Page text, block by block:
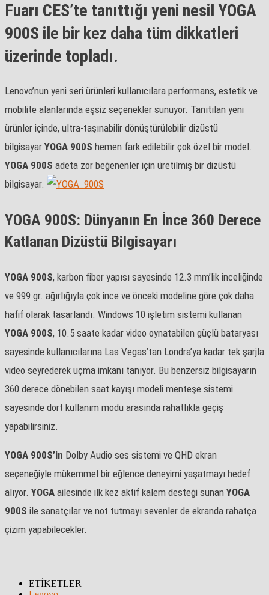
Fuarı CES’te tanıttığı yeni nesil YOGA
900S ile bir kez daha tüm dikkatleri
üzerinde topladı.
Lenovo’nun yeni seri ürünleri kullanıcılara performans, estetik ve
mobilite alanlarında eşsiz seçenekler sunuyor. Tanıtılan yeni
ürünler içinde, ultra-taşınabilir dönüştürülebilir dizüstü
bilgisayar YOGA 900S hemen fark edilebilir çok özel bir model.
YOGA 900S adeta zor beğenenler için üretilmiş bir dizüstü
bilgisayar.
YOGA 900S: Dünyanın En İnce 360 Derece
Katlanan Dizüstü Bilgisayarı
YOGA 900S, karbon fiber yapısı sayesinde 12.3 mm’lik inceliğinde
ve 999 gr. ağırlığıyla çok ince ve önceki modeline göre çok daha
hafif olarak tasarlandı. Windows 10 işletim sistemi kullanan
YOGA 900S, 10.5 saate kadar video oynatabilen güçlü bataryası
sayesinde kullanıcılarına Las Vegas’tan Londra’ya kadar tek şarjla
video seyrederek uçma imkanı tanıyor. Bu benzersiz bilgisayarın
360 derece dönebilen saat kayışı modeli menteşe sistemi
sayesinde dört kullanım modu arasında rahatlıkla geçiş
yapabilirsiniz.
YOGA 900S’in Dolby Audio ses sistemi ve QHD ekran
seçeneğiyle mükemmel bir eğlence deneyimi yaşatmayı hedef
alıyor. YOGA ailesinde ilk kez aktif kalem desteği sunan YOGA
900S ile sanatçılar ve not tutmayı sevenler de ekranda rahatça
çizim yapabilecekler.
ETİKETLER